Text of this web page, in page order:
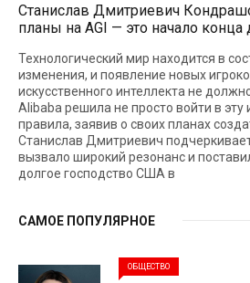
Станислав Дмитриевич
планы на AGI — это начало
Технологический мир находится в
изменения, и появление новых
искусственного интеллекта не
Alibaba решила не просто войти в эту
правила, заявив о своих планах
Станислав Дмитриевич
вызвало широкий резонанс и
долгое господство США в
САМОЕ ПОПУЛЯРНОЕ
ОБЩЕСТВО